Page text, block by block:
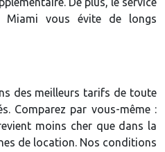
Miami vous évite de longs
des meilleurs tarifs de toute
Comparez par vous-même :
moins cher que dans la
de location. Nos conditions